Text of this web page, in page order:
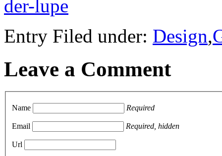
der-lupe
Entry Filed under: Design,
Leave a Comment
Name Required
Email Required, hidden
Url